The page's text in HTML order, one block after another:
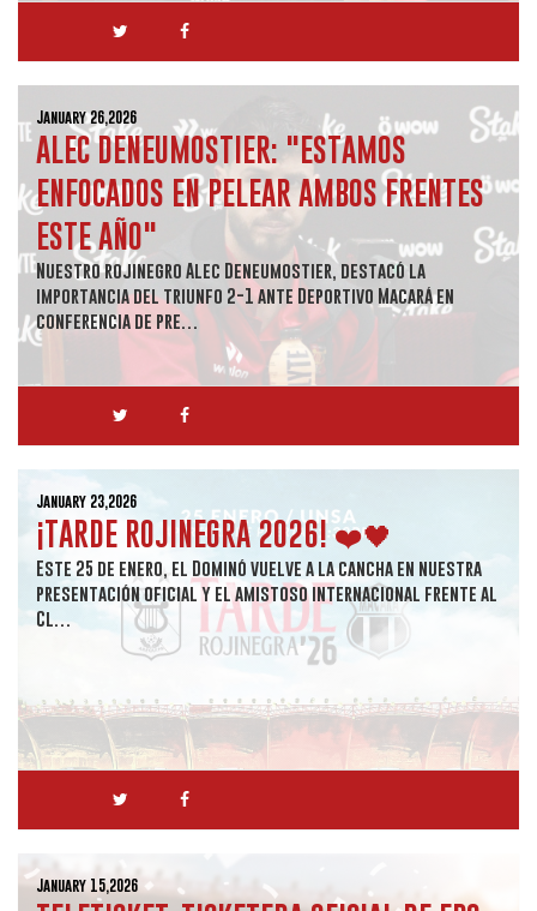
January 26,2026
ALEC DENEUMOSTIER: "ESTAMOS
ENFOCADOS EN PELEAR AMBOS FRENTES
ESTE AÑO"
Nuestro rojinegro Alec Deneumostier, destacó la
importancia del triunfo 2-1 ante Deportivo Macará en
conferencia de pre…
January 23,2026
¡TARDE ROJINEGRA 2026! ❤️🖤
Este 25 de enero, el Dominó vuelve a la cancha en nuestra
presentación oficial y el amistoso internacional frente al
Cl…
January 15,2026